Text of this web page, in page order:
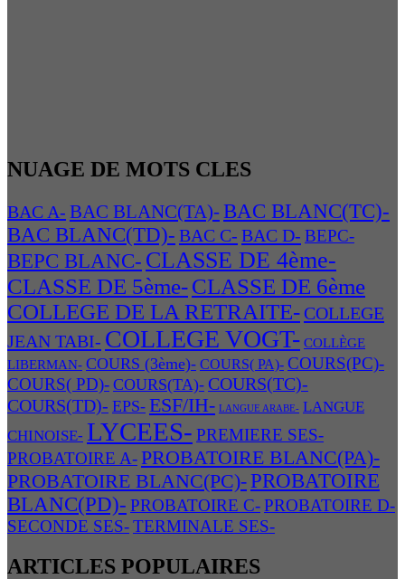
NUAGE DE MOTS CLES
BAC A- BAC BLANC(TA)-BAC BLANC(TC)-
BAC BLANC(TD)- BAC C- BAC D- BEPC-
BEPC BLANC- CLASSE DE 4ème-
CLASSE DE 5ème-CLASSE DE 6ème
COLLEGE DE LA RETRAITE- COLLEGE
JEAN TABI- COLLEGE VOGT- COLLÈGE
LIBERMAN- COURS (3ème)- COURS( PA)- COURS(PC)-
COURS( PD)- COURS(TA)- COURS(TC)-
COURS(TD)- EPS- ESF/IH- LANGUE ARABE- LANGUE
CHINOISE- LYCEES- PREMIERE SES-
PROBATOIRE A-PROBATOIRE BLANC(PA)-
PROBATOIRE BLANC(PC)-PROBATOIRE
BLANC(PD)- PROBATOIRE C-PROBATOIRE D-
SECONDE SES-TERMINALE SES-
ARTICLES POPULAIRES